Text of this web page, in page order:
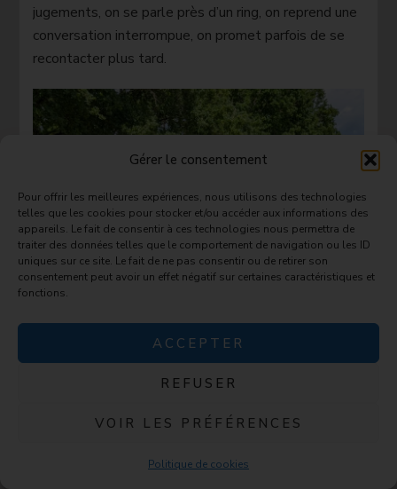
Gérer le consentement
Pour offrir les meilleures expériences, nous utilisons des technologies
telles que les cookies pour stocker et/ou accéder aux informations des
appareils. Le fait de consentir à ces technologies nous permettra de
traiter des données telles que le comportement de navigation ou les ID
uniques sur ce site. Le fait de ne pas consentir ou de retirer son
consentement peut avoir un effet négatif sur certaines caractéristiques et
fonctions.
ACCEPTER
REFUSER
VOIR LES PRÉFÉRENCES
Politique de cookies
jugements, on se parle près d’un ring, on reprend une
conversation interrompue, on promet parfois de se
recontacter plus tard.